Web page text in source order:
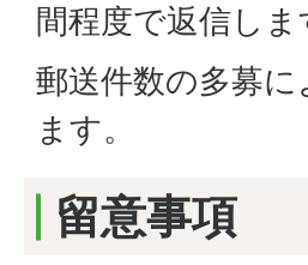
間程度で返信しま
郵送件数の多募
ます。
留意事項